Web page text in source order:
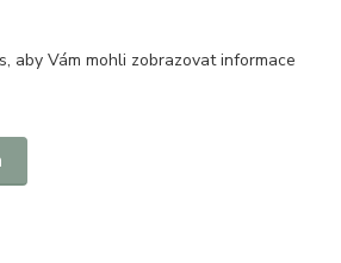
aby Vám mohli zobrazovat informace